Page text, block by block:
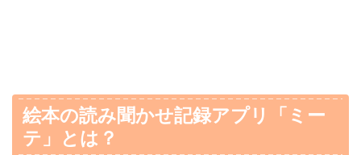
絵本の読み聞かせ記録アプリ「ミー
テ」とは？